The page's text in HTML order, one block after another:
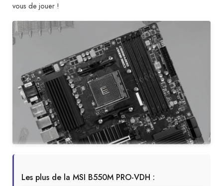
vous de jouer !
Les plus de la MSI B550M PRO-VDH :